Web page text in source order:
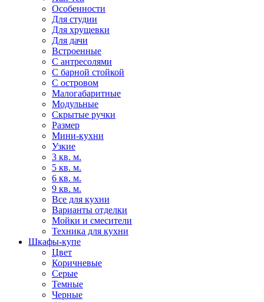
Особенности
Для студии
Для хрущевки
Для дачи
Встроенные
С антресолями
С барной стойкой
С островом
Малогабаритные
Модульные
Скрытые ручки
Размер
Мини-кухни
Узкие
3 кв. м.
5 кв. м.
6 кв. м.
9 кв. м.
Все для кухни
Варианты отделки
Мойки и смесители
Техника для кухни
Шкафы-купе
Цвет
Коричневые
Серые
Темные
Черные